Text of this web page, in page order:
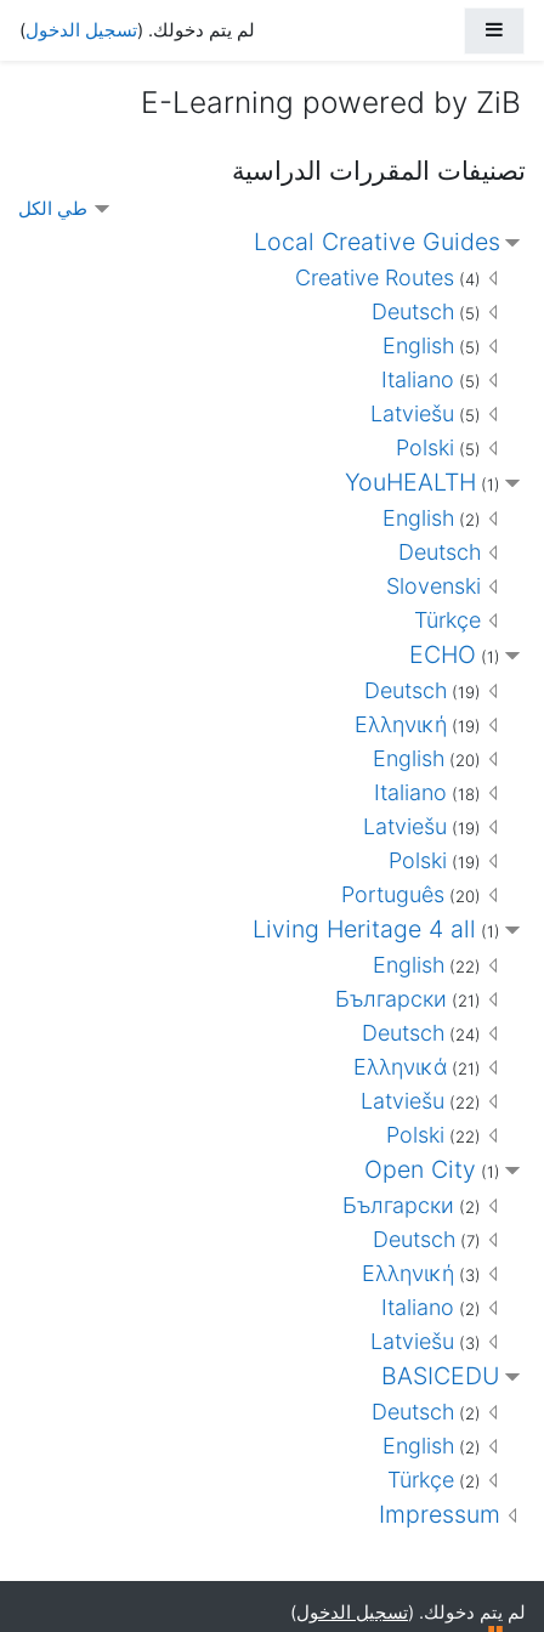
لم يتم دخولك. (تسجيل الدخول)
E-Learning powered by ZiB
تصنيفات المقررات الدراسية
طي الكل
Local Creative Guides
Creative Routes (4)
Deutsch (5)
English (5)
Italiano (5)
Latviešu (5)
Polski (5)
YouHEALTH (1)
English (2)
Deutsch
Slovenski
Türkçe
ECHO (1)
Deutsch (19)
Ελληνική (19)
English (20)
Italiano (18)
Latviešu (19)
Polski (19)
Português (20)
Living Heritage 4 all (1)
English (22)
Български (21)
Deutsch (24)
Ελληνικά (21)
Latviešu (22)
Polski (22)
Open City (1)
Български (2)
Deutsch (7)
Ελληνική (3)
Italiano (2)
Latviešu (3)
BASICEDU
Deutsch (2)
English (2)
Türkçe (2)
Impressum
لم يتم دخولك. (تسجيل الدخول)